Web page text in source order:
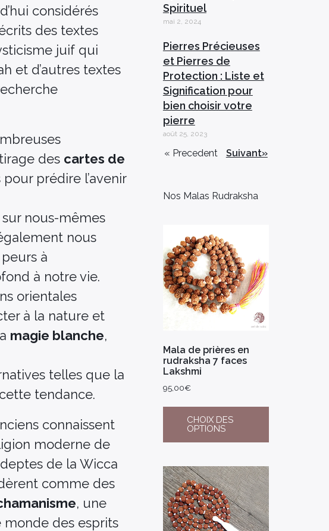
considérés
des textes
juif qui
et d’autres textes
des cartes de
prédire l’avenir
sur nous-mêmes
nous
à
à notre vie.
orientales
à la nature et
magie blanche,
telles que la
tendance.
connaissent
moderne de
de la Wicca
comme des
, une
des esprits
Spirituel
mai 2, 2024
Pierres Précieuses
et Pierres de
Protection : Liste et
Signification pour
bien choisir votre
pierre
août 25, 2023
« Precedent Suivant»
Nos Malas Rudraksha
Mala de prières en
rudraksha 7 faces
Lakshmi
95,00€
CHOIX DES
OPTIONS